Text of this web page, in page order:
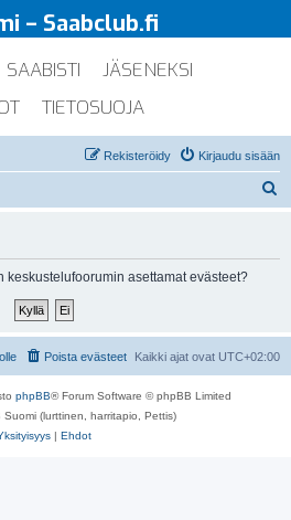
– Saabclub.fi
SAABISTI
JÄSENEKSI
TIETOSUOJA
Kirjaudu sisään
Rekisteröidy
keskustelufoorumin asettamat evästeet?
Kaikki ajat ovat UTC+02:00
Poista evästeet
phpBB® Forum Software © phpBB Limited
(lurttinen, harritapio, Pettis)
| Ehdot